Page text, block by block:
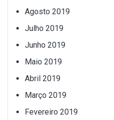
Agosto 2019
Julho 2019
Junho 2019
Maio 2019
Abril 2019
Março 2019
Fevereiro 2019